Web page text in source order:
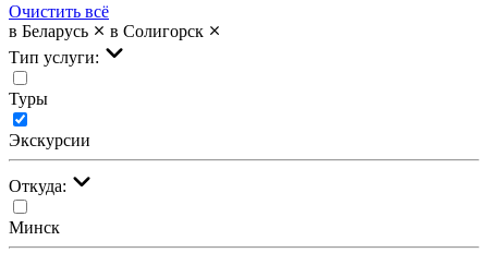
Очистить всё
в Беларусь
в Солигорск
Тип услуги:
Туры
Экскурсии
Откуда:
Минск